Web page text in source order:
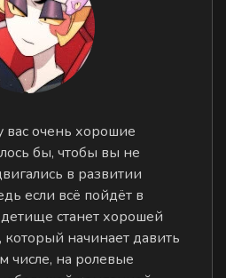
вас очень хорошие
бы, чтобы вы не
в развитии
если всё пойдёт в
станет хорошей
начинает давить
числе, на ролевые